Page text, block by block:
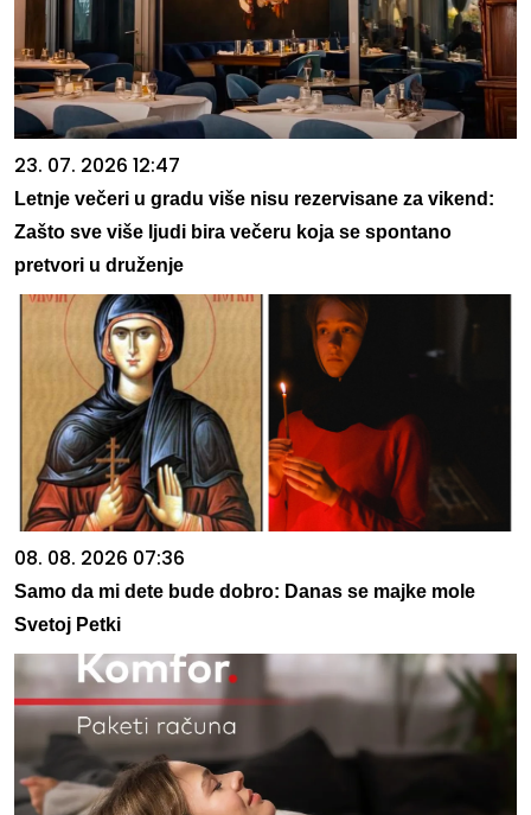
23. 07. 2026 12:47
Letnje večeri u gradu više nisu rezervisane za vikend:
Zašto sve više ljudi bira večeru koja se spontano
pretvori u druženje
08. 08. 2026 07:36
Samo da mi dete bude dobro: Danas se majke mole
Svetoj Petki